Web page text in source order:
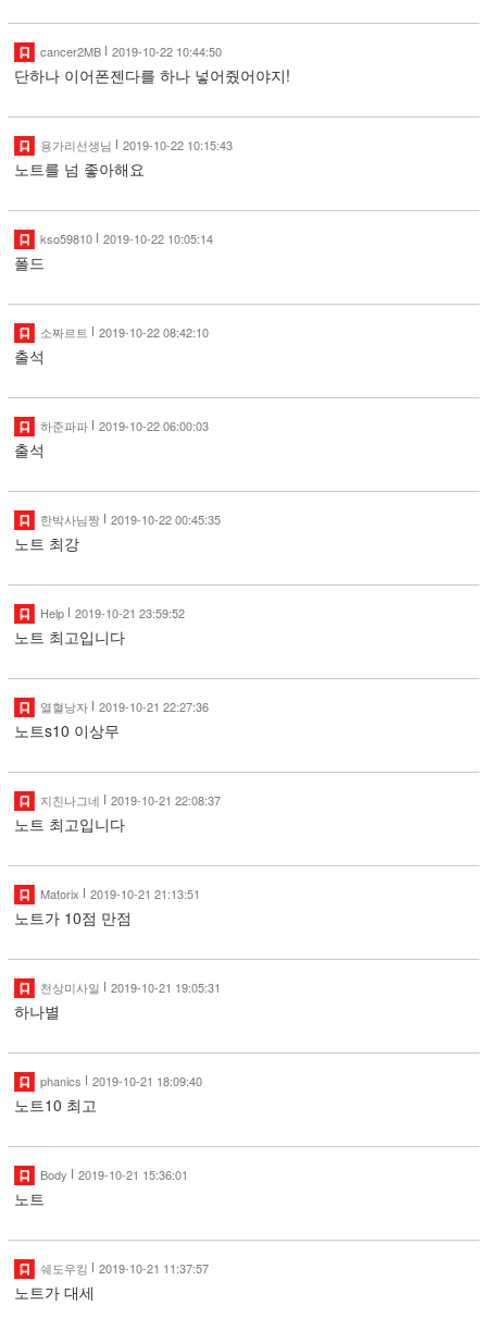
cancer2MB 2019-10-22 10:44:50
단하나 이어폰젠다를 하나 넣어줬어야지!
용가리선생님 2019-10-22 10:15:43
노트를 넘 좋아해요
kso59810 2019-10-22 10:05:14
폴드
소짜르트 2019-10-22 08:42:10
출석
하준파파 2019-10-22 06:00:03
출석
한박사님짱 2019-10-22 00:45:35
노트 최강
Help 2019-10-21 23:59:52
노트 최고입니다
열혈낭자 2019-10-21 22:27:36
노트s10 이상무
지친나그네 2019-10-21 22:08:37
노트 최고입니다
Matorix 2019-10-21 21:13:51
노트가 10점 만점
천상미사일 2019-10-21 19:05:31
하나별
phanics 2019-10-21 18:09:40
노트10 최고
Body 2019-10-21 15:36:01
노트
쉐도우킹 2019-10-21 11:37:57
노트가 대세